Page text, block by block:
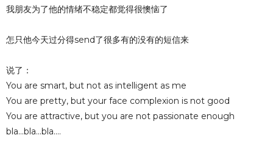
我朋友为了他的情绪不稳定都觉得很懊恼了
怎只他今天过分得send了很多有的没有的短信来
说了：
You are smart, but not as intelligent as me
You are pretty, but your face complexion is not good
You are attractive, but you are not passionate enough
bla...bla...bla....